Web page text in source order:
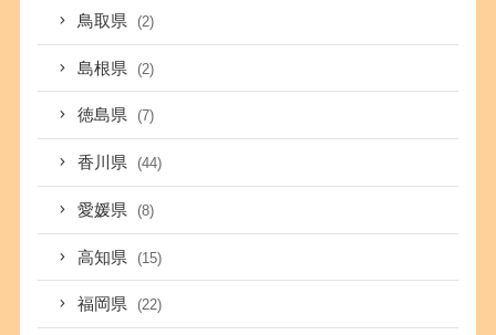
鳥取県 (2)
島根県 (2)
徳島県 (7)
香川県 (44)
愛媛県 (8)
高知県 (15)
福岡県 (22)